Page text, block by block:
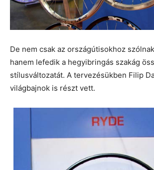
De nem csak az országútisokhoz
hanem lefedik a hegyibringás szakág
stílusváltozatát. A tervezésükben Filip
világbajnok is részt vett.